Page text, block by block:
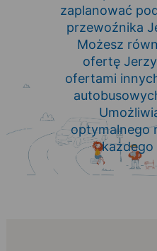
zaplanować
przewoźnika
Możesz
ofertę
ofertami
optymalnego
każdego